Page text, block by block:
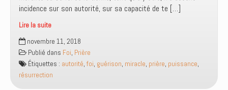
incidence sur son autorité, sur sa capacité de te […]
Lire la suite
Exercer
l’autorité
n’est
pas
une
novembre 11, 2018
Publié dans Foi, Prière
Étiquettes : autorité, foi, guérison, miracle, prière, puissance,
résurrection